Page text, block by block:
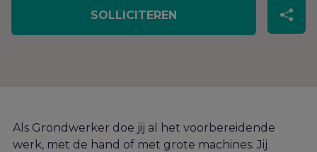
SOLLICITEREN
Als Grondwerker doe jij al het voorbereidende
werk, met de hand of met grote machines. Jij